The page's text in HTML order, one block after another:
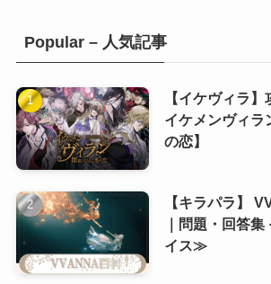
(1)
(11)
(7)
Popular – 人気記事
【イケヴィラ
イケメンヴィラ
の恋】
【キラパラ】
｜問題・回答
イス≫